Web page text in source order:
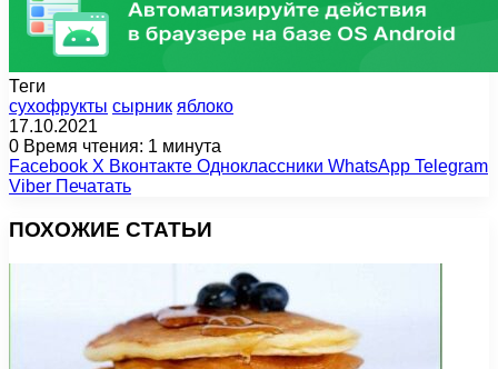
Теги
сухофрукты сырник яблоко
17.10.2021
0 Время чтения: 1 минута
Facebook X Вконтакте Одноклассники WhatsApp Telegram
Viber Печатать
ПОХОЖИЕ СТАТЬИ